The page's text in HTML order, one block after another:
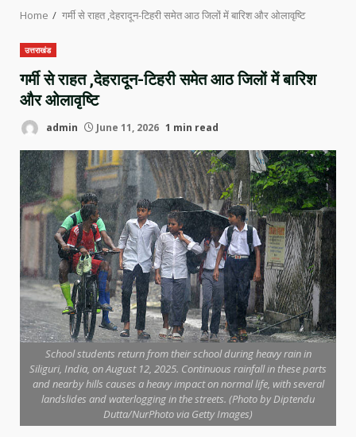
Home गर्मी से राहत ,देहरादून-टिहरी समेत आठ जिलों में बारिश और ओलावृष्टि
उत्तराखंड
गर्मी से राहत ,देहरादून-टिहरी समेत आठ जिलों में बारिश
और ओलावृष्टि
admin June 11, 2026 1 min read
School students return from their school during heavy rain in
Siliguri, India, on August 12, 2025. Continuous rainfall in these parts
and nearby hills causes a heavy impact on normal life, with several
landslides and waterlogging in the streets. (Photo by Diptendu
Dutta/NurPhoto via Getty Images)